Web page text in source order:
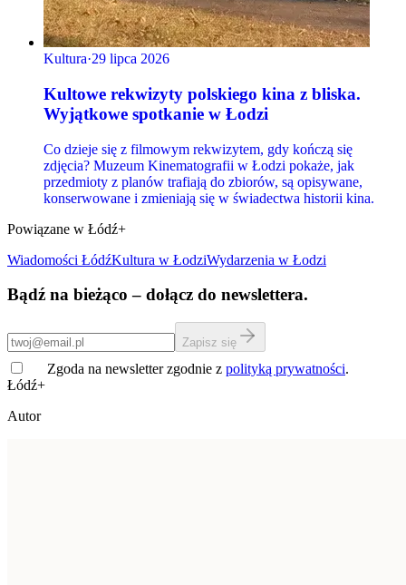
Kultura·29 lipca 2026
Kultowe rekwizyty polskiego kina z bliska.
Wyjątkowe spotkanie w Łodzi
Co dzieje się z filmowym rekwizytem, gdy kończą się
zdjęcia? Muzeum Kinematografii w Łodzi pokaże, jak
przedmioty z planów trafiają do zbiorów, są opisywane,
konserwowane i zmieniają się w świadectwa historii kina.
Powiązane w Łódź+
Wiadomości ŁódźKultura w ŁodziWydarzenia w Łodzi
Bądź na bieżąco – dołącz do newslettera.
Zapisz się
Zgoda na newsletter zgodnie z polityką prywatności.
Łódź+
Autor